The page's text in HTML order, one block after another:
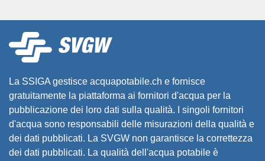
La SSIGA gestisce acquapotabile.ch e fornisce
gratuitamente la piattaforma ai fornitori d'acqua per la
pubblicazione dei loro dati sulla qualità. I singoli fornitori
d'acqua sono responsabili delle misurazioni della qualità e
dei dati pubblicati. La SVGW non garantisce la correttezza
dei dati pubblicati. La qualità dell'acqua potabile è